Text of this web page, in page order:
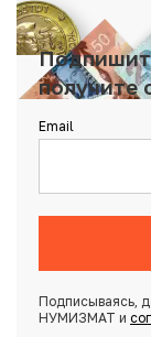
получите
Email
Подписываясь,
НУМИЗМАТ и